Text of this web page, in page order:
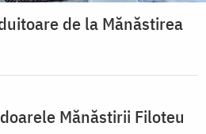
de la Mănăstirea
Mănăstirii Filoteu